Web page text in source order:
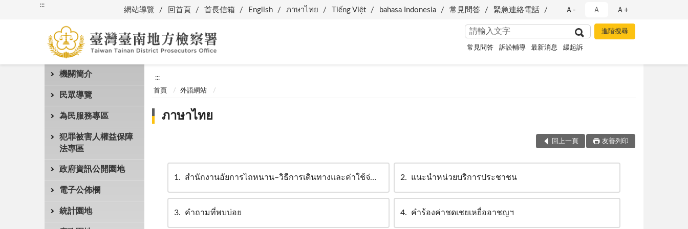
:::
網站導覽 回首頁 首長信箱 English ภาษาไทย Tiếng Việt bahasa Indonesia 常見問答 緊急連絡電話 Ａ- Ａ Ａ+
常見問答 訴訟輔導 最新消息 緩起訴
機關簡介
民眾導覽
為民服務專區
犯罪被害人權益保障
法專區
政府資訊公開園地
電子公佈欄
統計園地
:::
首頁 外語網站
ภาษาไทย
回上一頁 友善列印
1 สำนักงานอัยการไถหนาน–วิธีการเดินทางและค่าใช้จ่ายโดยประมาณ 2 แนะนำหน่วยบริการประชาชน
3 คำถามที่พบบ่อย 4 คำร้องค่าชดเชยเหยื่ออาชญฯ